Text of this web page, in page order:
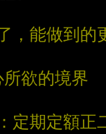
能做到的
欲的境界
定期定額正